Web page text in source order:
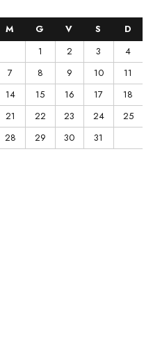
M G V S
D
1
2 3
4
7 8 9 10
11
14 15 16 17
18
21 22 23 24
25
28 29 30 31